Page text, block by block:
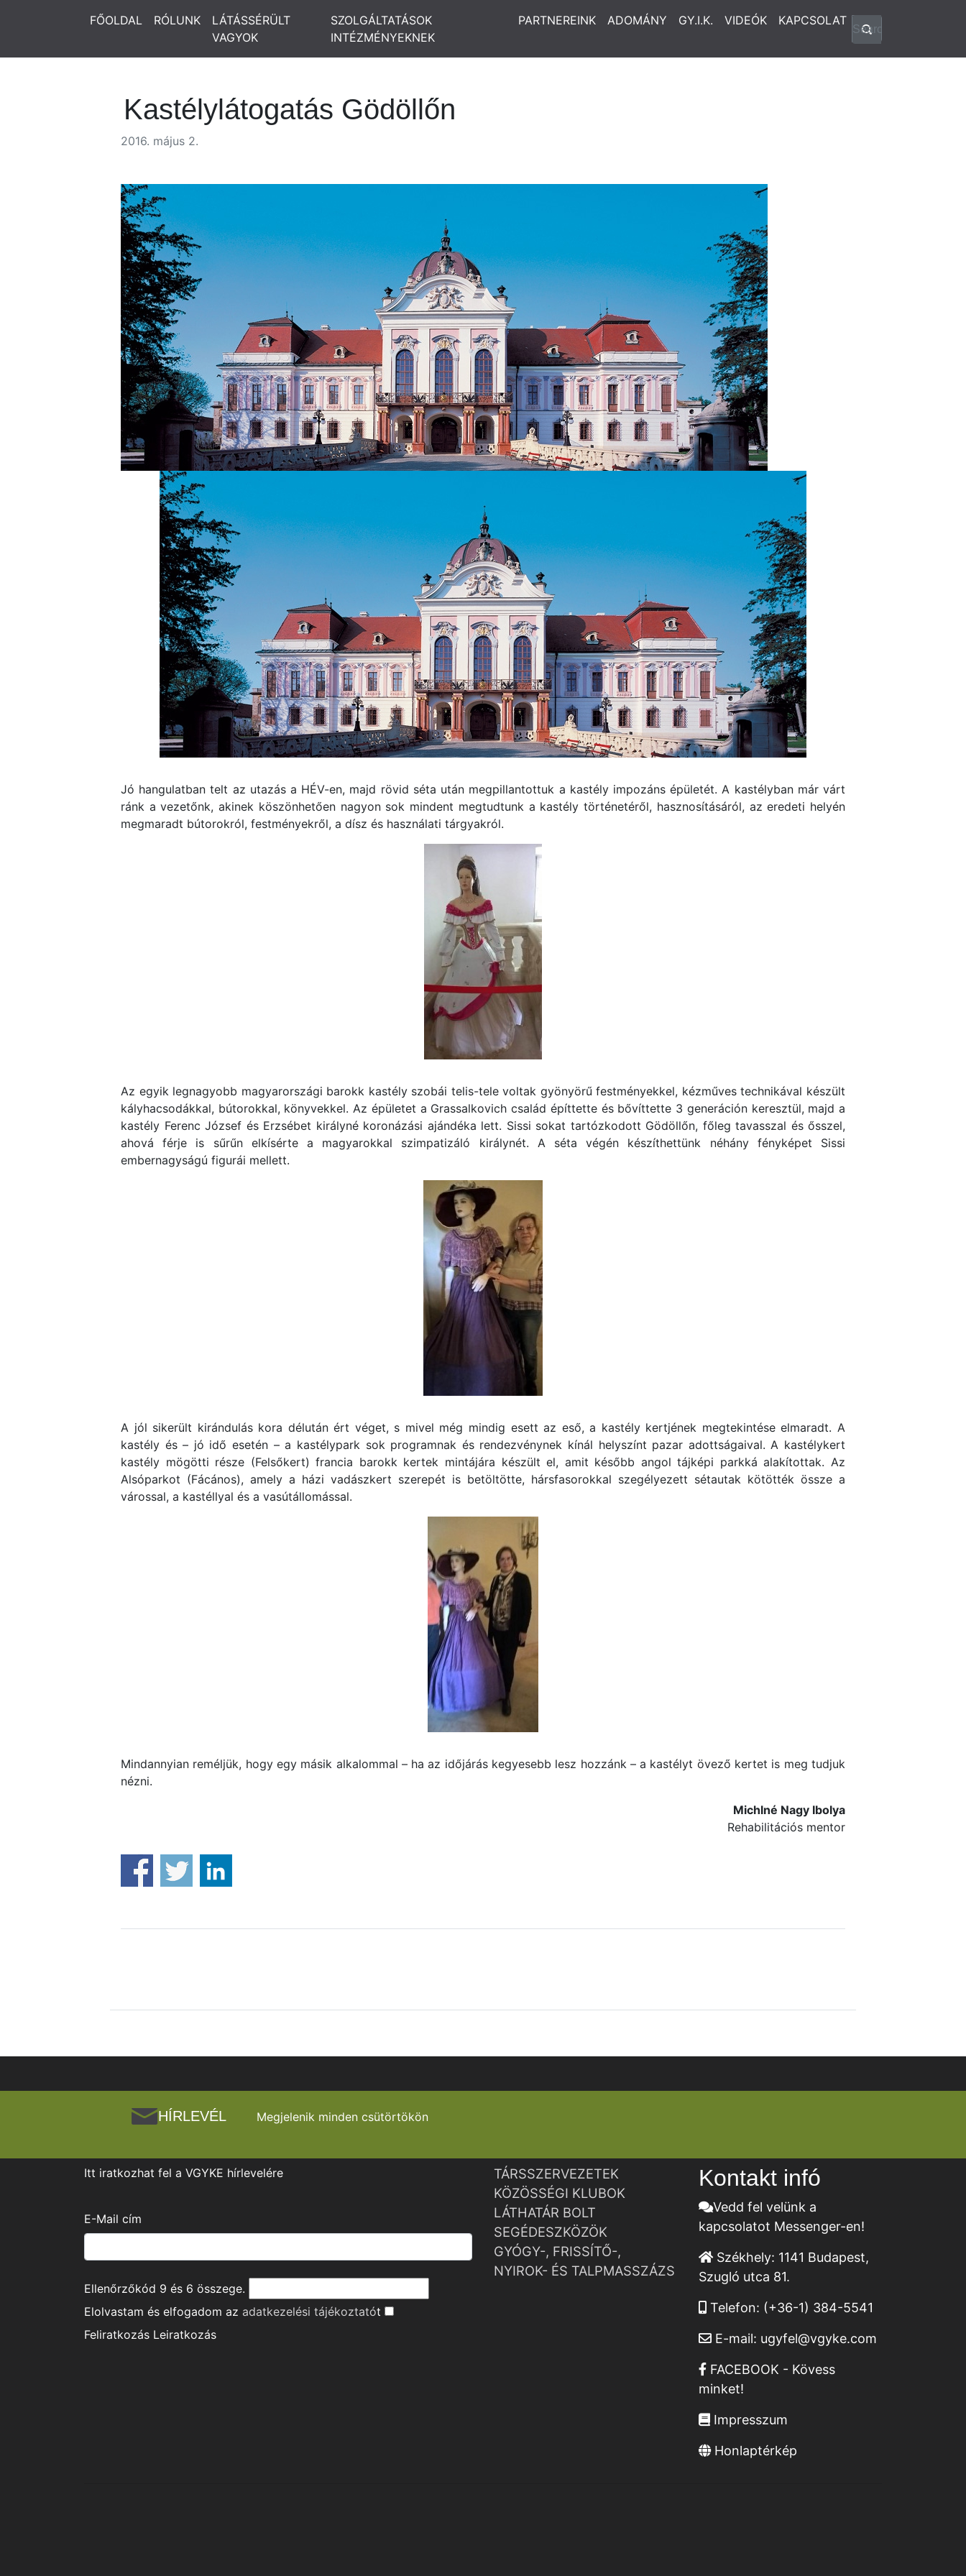
FŐOLDAL RÓLUNK
LÁTÁSSÉRÜLT
VAGYOK
SZOLGÁLTATÁSOK
INTÉZMÉNYEKNEK
PARTNEREINK ADOMÁNY GY.I.K. VIDEÓK KAPCSOLAT
Kastélylátogatás Gödöllőn
2016. május 2.
Jó hangulatban telt az utazás a HÉV-en, majd rövid séta után megpillantottuk a kastély impozáns épületét. A kastélyban már várt
ránk a vezetőnk, akinek köszönhetően nagyon sok mindent megtudtunk a kastély történetéről, hasznosításáról, az eredeti helyén
megmaradt bútorokról, festményekről, a dísz és használati tárgyakról.
Az egyik legnagyobb magyarországi barokk kastély szobái telis-tele voltak gyönyörű festményekkel, kézműves technikával készült
kályhacsodákkal, bútorokkal, könyvekkel. Az épületet a Grassalkovich család építtette és bővíttette 3 generáción keresztül, majd a
kastély Ferenc József és Erzsébet királyné koronázási ajándéka lett. Sissi sokat tartózkodott Gödöllőn, főleg tavasszal és ősszel,
ahová férje is sűrűn elkísérte a magyarokkal szimpatizáló királynét. A séta végén készíthettünk néhány fényképet Sissi
embernagyságú figurái mellett.
A jól sikerült kirándulás kora délután ért véget, s mivel még mindig esett az eső, a kastély kertjének megtekintése elmaradt. A
kastély és – jó idő esetén – a kastélypark sok programnak és rendezvénynek kínál helyszínt pazar adottságaival. A kastélykert
kastély mögötti része (Felsőkert) francia barokk kertek mintájára készült el, amit később angol tájképi parkká alakítottak. Az
Alsóparkot (Fácános), amely a házi vadászkert szerepét is betöltötte, hársfasorokkal szegélyezett sétautak kötötték össze a
várossal, a kastéllyal és a vasútállomással.
Mindannyian reméljük, hogy egy másik alkalommal – ha az időjárás kegyesebb lesz hozzánk – a kastélyt övező kertet is meg tudjuk
nézni.
Michlné Nagy Ibolya
Rehabilitációs mentor
HÍRLEVÉL Megjelenik minden csütörtökön
Itt iratkozhat fel a VGYKE hírlevelére
E-Mail cím
Ellenőrzőkód 9 és 6 összege.
Elolvastam és elfogadom az adatkezelési tájékoztatót
Feliratkozás Leiratkozás
TÁRSSZERVEZETEK
KÖZÖSSÉGI KLUBOK
LÁTHATÁR BOLT
SEGÉDESZKÖZÖK
GYÓGY-, FRISSÍTŐ-,
NYIROK- ÉS TALPMASSZÁZS
Kontakt infó
Vedd fel velünk a
kapcsolatot Messenger-en!
Székhely: 1141 Budapest,
Szugló utca 81.
Telefon: (+36-1) 384-5541
E-mail: ugyfel@vgyke.com
FACEBOOK - Kövess
minket!
Impresszum
Honlaptérkép